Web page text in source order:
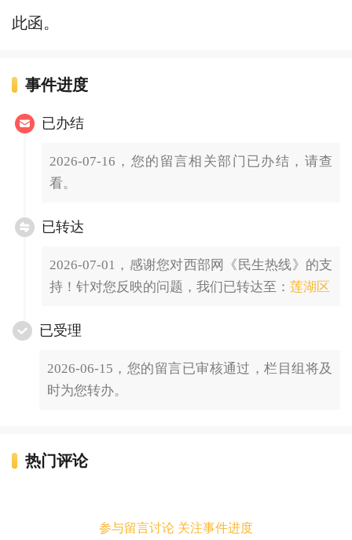
此函。
事件进度
已办结
2026-07-16，您的留言相关部门已办结，请查
看。
已转达
2026-07-01，感谢您对西部网《民生热线》的支
持！针对您反映的问题，我们已转达至： 莲湖区
已受理
2026-06-15，您的留言已审核通过，栏目组将及
时为您转办。
热门评论
参与留言讨论 关注事件进度